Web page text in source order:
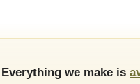
Everything we make is